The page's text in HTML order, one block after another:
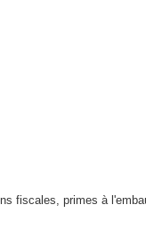
fiscales, primes à